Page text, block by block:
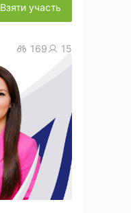
Взяти участь
169 15